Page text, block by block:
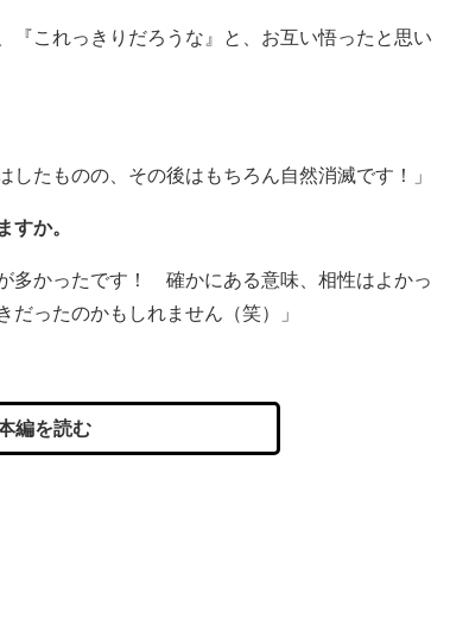
『これっきりだろうな』と、お互い悟ったと思い
たものの、その後はもちろん自然消滅です！」
すか。
多かったです！ 確かにある意味、相性はよかっ
ったのかもしれません（笑）」
編を読む